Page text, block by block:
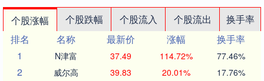
个股涨幅 个股跌幅 个股流入 个股流出
换手率
排名
名称 最新价 涨幅
换手率
1
N津富 37.49 114.72% 77.46%
2 威尔高 39.83 20.01% 17.76%